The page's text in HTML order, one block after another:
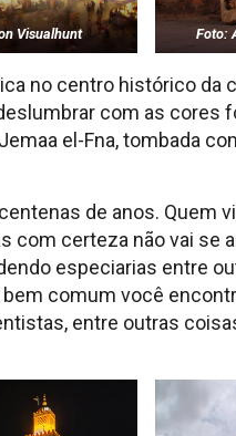
Visualhunt Foto:
no centro histórico da
com as cores
el-Fna, tombada
de anos. Quem
certeza não vai se
especiarias entre
comum você
entre outras